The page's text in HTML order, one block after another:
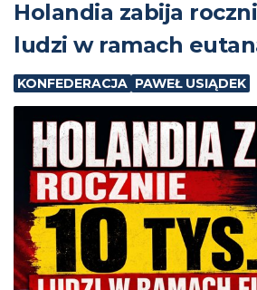
Holandia zabija
ludzi w ramach
KONFEDERACJA PAWEŁ USIĄDEK